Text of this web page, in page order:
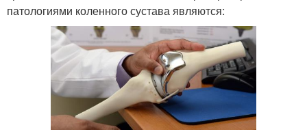
патологиями коленного сустава являются: